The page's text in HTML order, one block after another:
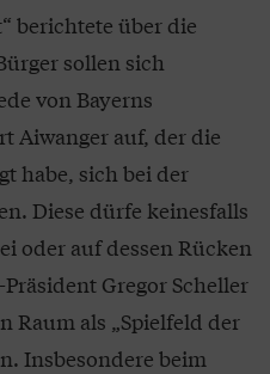
berichtete über die
sollen sich
von Bayerns
Aiwanger auf, der die
habe, sich bei der
Diese dürfe keinesfalls
oder auf dessen Rücken
Gregor Scheller
Raum als „Spielfeld der
Insbesondere beim